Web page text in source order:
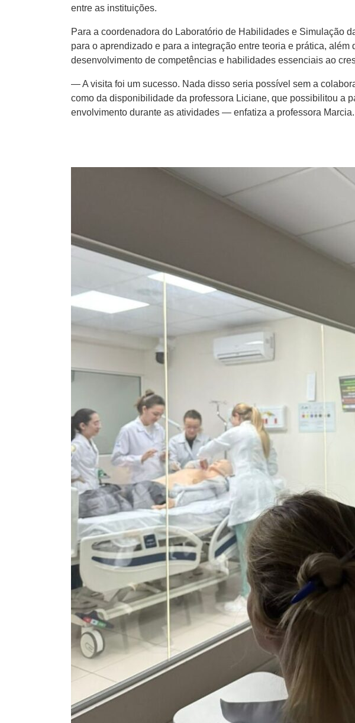
entre as instituições.
Para a coordenadora do Laboratório de Habilidades e Simulação
para o aprendizado e para a integração entre teoria e prática,
desenvolvimento de competências e habilidades essenciais ao
— A visita foi um sucesso. Nada disso seria possível sem a
como da disponibilidade da professora Liciane, que possibilitou a
envolvimento durante as atividades — enfatiza a professora Marcia.